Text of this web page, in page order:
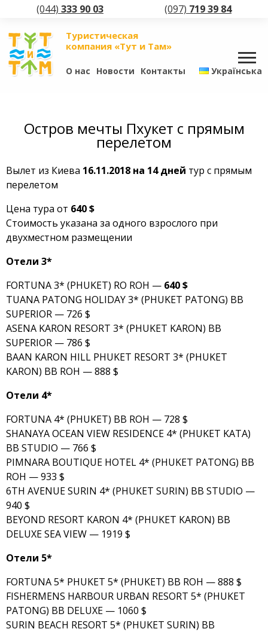
(044) 333 90 03 (097) 719 39 84
Туристическая
компания «Тут и Там»
О нас Новости Контакты Українська
Остров мечты Пхукет с прямым
перелетом
Вылет из Киева 16.11.2018 на 14 дней тур с прямым
перелетом
Цена тура от 640 $
Стоимость указана за одного взрослого при
двухместном размещении
Отели 3*
FORTUNA 3* (PHUKET) RO ROH — 640 $
TUANA PATONG HOLIDAY 3* (PHUKET PATONG) BB
SUPERIOR — 726 $
ASENA KARON RESORT 3* (PHUKET KARON) BB
SUPERIOR — 786 $
BAAN KARON HILL PHUKET RESORT 3* (PHUKET
KARON) BB ROH — 888 $
Отели 4*
FORTUNA 4* (PHUKET) BB ROH — 728 $
SHANAYA OCEAN VIEW RESIDENCE 4* (PHUKET KATA)
BB STUDIO — 766 $
PIMNARA BOUTIQUE HOTEL 4* (PHUKET PATONG) BB
ROH — 933 $
6TH AVENUE SURIN 4* (PHUKET SURIN) BB STUDIO —
940 $
BEYOND RESORT KARON 4* (PHUKET KARON) BB
DELUXE SEA VIEW — 1919 $
Отели 5*
FORTUNA 5* PHUKET 5* (PHUKET) BB ROH — 888 $
FISHERMENS HARBOUR URBAN RESORT 5* (PHUKET
PATONG) BB DELUXE — 1060 $
SURIN BEACH RESORT 5* (PHUKET SURIN) BB